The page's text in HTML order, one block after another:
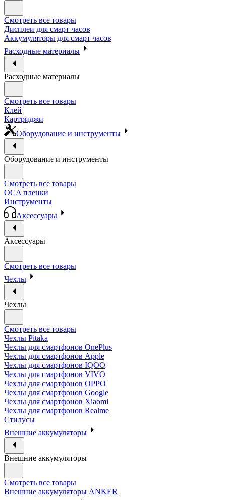
Смотреть все товары
Дисплеи для смарт часов
Аккумуляторы для смарт часов
Расходные материалы
Расходные материалы
Смотреть все товары
Клей
Картриджи
Оборудование и инструменты
Оборудование и инструменты
Смотреть все товары
OCA пленки
Инструменты
Аксессуары
Аксессуары
Смотреть все товары
Чехлы
Чехлы
Смотреть все товары
Чехлы Pitaka
Чехлы для смартфонов OnePlus
Чехлы для смартфонов Apple
Чехлы для смартфонов IQOO
Чехлы для смартфонов VIVO
Чехлы для смартфонов OPPO
Чехлы для смартфонов Google
Чехлы для смартфонов Xiaomi
Чехлы для смартфонов Realme
Стилусы
Внешние аккумуляторы
Внешние аккумуляторы
Смотреть все товары
Внешние аккумуляторы ANKER